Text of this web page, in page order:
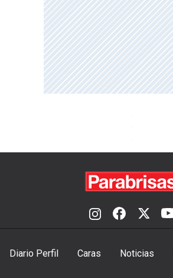
Diario Perfil Caras Noticias